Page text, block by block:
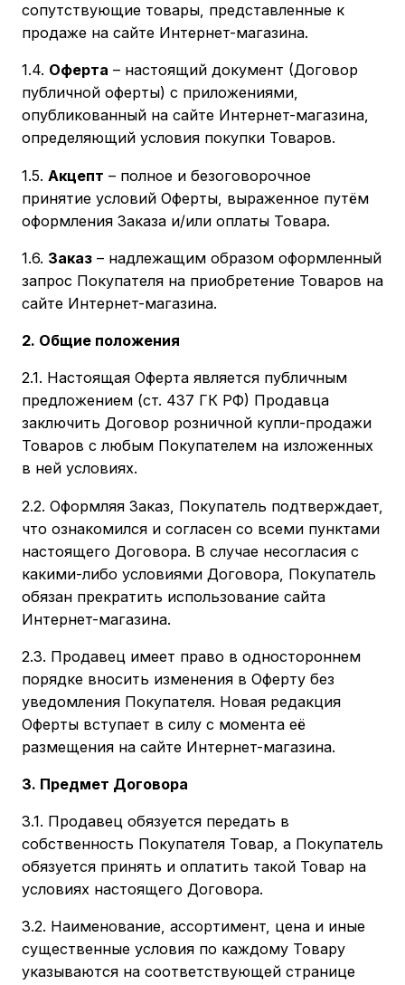
сопутствующие товары, представленные к
продаже на сайте Интернет-магазина.
1.4. Оферта – настоящий документ (Договор
публичной оферты) с приложениями,
опубликованный на сайте Интернет-магазина,
определяющий условия покупки Товаров.
1.5. Акцепт – полное и безоговорочное
принятие условий Оферты, выраженное путём
оформления Заказа и/или оплаты Товара.
1.6. Заказ – надлежащим образом оформленный
запрос Покупателя на приобретение Товаров на
сайте Интернет-магазина.
2. Общие положения
2.1. Настоящая Оферта является публичным
предложением (ст. 437 ГК РФ) Продавца
заключить Договор розничной купли-продажи
Товаров с любым Покупателем на изложенных
в ней условиях.
2.2. Оформляя Заказ, Покупатель подтверждает,
что ознакомился и согласен со всеми пунктами
настоящего Договора. В случае несогласия с
какими-либо условиями Договора, Покупатель
обязан прекратить использование сайта
Интернет-магазина.
2.3. Продавец имеет право в одностороннем
порядке вносить изменения в Оферту без
уведомления Покупателя. Новая редакция
Оферты вступает в силу с момента её
размещения на сайте Интернет-магазина.
3. Предмет Договора
3.1. Продавец обязуется передать в
собственность Покупателя Товар, а Покупатель
обязуется принять и оплатить такой Товар на
условиях настоящего Договора.
3.2. Наименование, ассортимент, цена и иные
существенные условия по каждому Товару
указываются на соответствующей странице